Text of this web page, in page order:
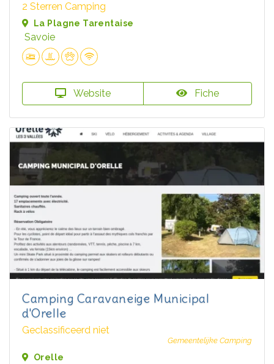
2 Sterren Camping
La Plagne Tarentaise
Savoie
Website Fiche
Camping Caravaneige Municipal
d'Orelle
Geclassificeerd niet
Gemeentelijke Camping
Orelle